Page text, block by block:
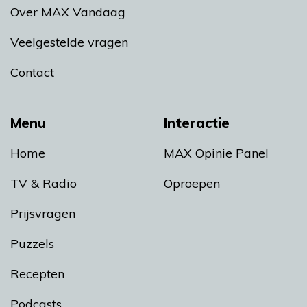
Menu
Home
TV & Radio
Prijsvragen
Puzzels
Recepten
Podcasts
Interactie
MAX Opinie Panel
Oproepen
Over MAX Vandaag
Veelgestelde vragen
Contact